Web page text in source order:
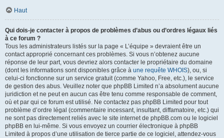
Haut
Qui dois-je contacter à propos de problèmes d’abus ou d’ordres légaux liés
à ce forum ?
Tous les administrateurs listés sur la page « L’équipe » devraient être un
contact approprié concernant ces problèmes. Si vous n’obtenez aucune
réponse de leur part, vous devriez alors contacter le propriétaire du domaine
(dont les informations sont disponibles grâce à une requête WHOIS), ou, si
celui-ci fonctionne sur un service gratuit (comme Yahoo, Free, etc.), le service
de gestion des abus. Veuillez noter que phpBB Limited n’a absolument aucune
juridiction et ne peut en aucun cas être tenu comme responsable de comment,
où et par qui ce forum est utilisé. Ne contactez pas phpBB Limited pour tout
problème d’ordre légal (commentaire incessant, insultant, diffamatoire, etc.) qui
ne sont pas directement reliés avec le site internet de phpBB.com ou le logiciel
phpBB en lui-même. Si vous envoyez un courrier électronique à phpBB
Limited à propos d’une utilisation de tierce partie de ce logiciel, attendez-vous